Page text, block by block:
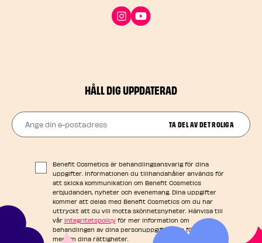
HÅLL DIG UPPDATERAD
Ange din e-postadress
TA DEL AV DET ROLIGA
Benefit Cosmetics är behandlingsansvarig för dina
uppgifter. Informationen du tillhandahåller används för
att skicka kommunikation om Benefit Cosmetics
erbjudanden, nyheter och evenemang. Dina uppgifter
kommer att delas med Benefit Cosmetics om du har
uttryckt att du vill motta skönhetsnyheter. Hänvisa till
vår integritetspolicyför mer information om
behandlingen av dina personuppgifter och för att läsa
mer om dina rättigheter.